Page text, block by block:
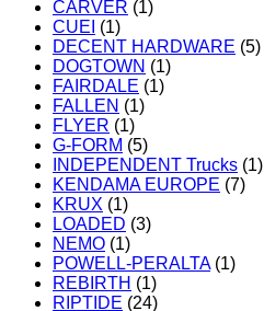
CARVER (1)
CUEI (1)
DECENT HARDWARE (5)
DOGTOWN (1)
FAIRDALE (1)
FALLEN (1)
FLYER (1)
G-FORM (5)
INDEPENDENT Trucks (1)
KENDAMA EUROPE (7)
KRUX (1)
LOADED (3)
NEMO (1)
POWELL-PERALTA (1)
REBIRTH (1)
RIPTIDE (24)